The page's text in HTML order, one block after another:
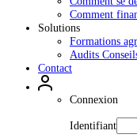
Comment
Solutions
Formations
Audits
Contact
Connexion
Identifiant